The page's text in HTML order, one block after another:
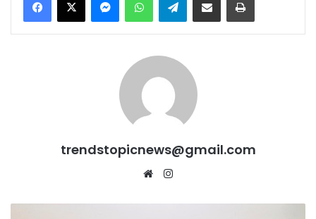
trendstopicnews@gmail.com
Website